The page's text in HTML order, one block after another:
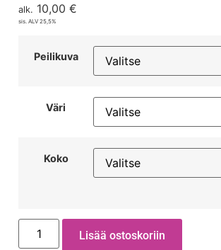
alk. 10,00 €
sis. ALV 25,5%
Peilikuva
Väri
Koko
Lisää ostoskoriin